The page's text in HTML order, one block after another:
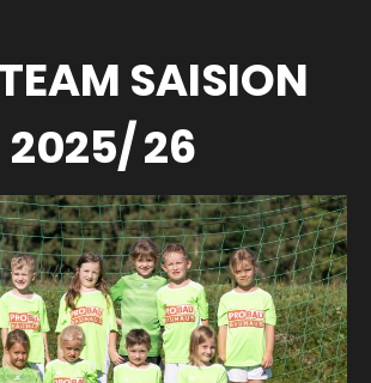
SAISION
2025/ 26